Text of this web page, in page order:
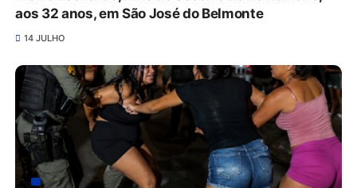
aos 32 anos, em São José do Belmonte
14 JULHO